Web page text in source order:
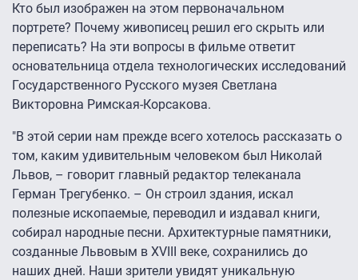
Кто был изображен на этом первоначальном
портрете? Почему живописец решил его скрыть или
переписать? На эти вопросы в фильме ответит
основательница отдела технологических исследований
Государственного Русского музея Светлана
Викторовна Римская-Корсакова.
"В этой серии нам прежде всего хотелось рассказать о
том, каким удивительным человеком был Николай
Львов, – говорит главный редактор телеканала
Герман Трегубенко. – Он строил здания, искал
полезные ископаемые, переводил и издавал книги,
собирал народные песни. Архитектурные памятники,
созданные Львовым в XVIII веке, сохранились до
наших дней. Наши зрители увидят уникальную